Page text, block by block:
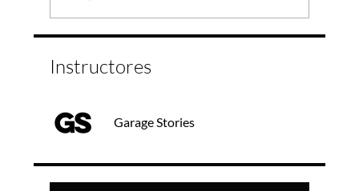
Instructores
Garage Stories